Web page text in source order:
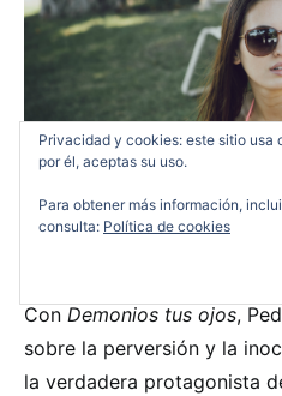
Con Demonios tus ojos,
sobre la perversión y la
la verdadera protagonista
Privacidad y cookies: este sitio
por él, aceptas su uso.
Para obtener más información,
consulta: Política de cookies